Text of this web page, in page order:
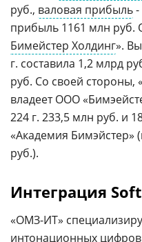
руб., валовая прибыль-
прибыль 1161 млн руб.
Бимейстер Холдинг».
г. составила 1,2 млрд
руб. Со своей стороны,
владеет ООО
224 г. 233,5 млн руб. и
«Академия Бимэйстер»
руб.).
Интеграция
«ОМЗ-ИТ»
интонационных